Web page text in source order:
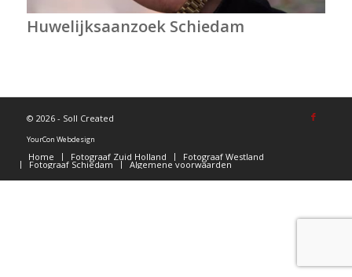
Huwelijksaanzoek Schiedam
© 2026 - Soll Created
YourCon Webdesign
Home Fotograaf Zuid Holland Fotograaf Westland
Fotograaf Schiedam Algemene voorwaarden